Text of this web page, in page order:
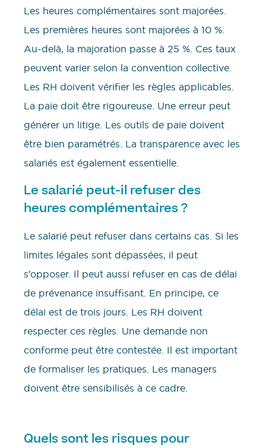
Les heures complémentaires sont majorées.
Les premières heures sont majorées à 10 %.
Au-delà, la majoration passe à 25 %. Ces taux
peuvent varier selon la convention collective.
Les RH doivent vérifier les règles applicables.
La paie doit être rigoureuse. Une erreur peut
générer un litige. Les outils de paie doivent
être bien paramétrés. La transparence avec les
salariés est également essentielle.
Le salarié peut-il refuser des
heures complémentaires ?
Le salarié peut refuser dans certains cas. Si les
limites légales sont dépassées, il peut
s’opposer. Il peut aussi refuser en cas de délai
de prévenance insuffisant. En principe, ce
délai est de trois jours. Les RH doivent
respecter ces règles. Une demande non
conforme peut être contestée. Il est important
de formaliser les pratiques. Les managers
doivent être sensibilisés à ce cadre.
Quels sont les risques pour